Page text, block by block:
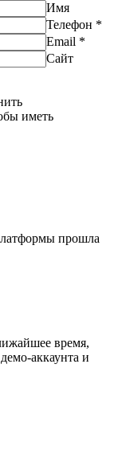
Имя
Телефон *
Email *
Сайт
иметь
прошла
время,
аккаунта и